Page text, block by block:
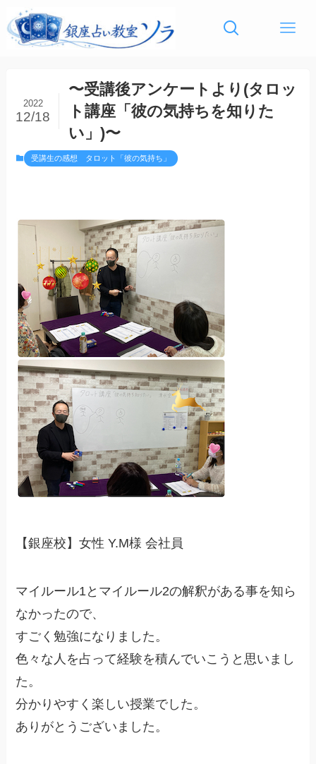
〜受講後アンケートより(タロッ
ト講座「彼の気持ちを知りた
い」)〜
2022
12/18
受講生の感想 タロット「彼の気持ち」
【銀座校】女性 Y.M様 会社員
マイルール1とマイルール2の解釈がある事を知ら
なかったので、
すごく勉強になりました。
色々な人を占って経験を積んでいこうと思いまし
た。
分かりやすく楽しい授業でした。
ありがとうございました。